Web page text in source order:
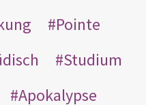
Pointe
Studium
Apokalypse